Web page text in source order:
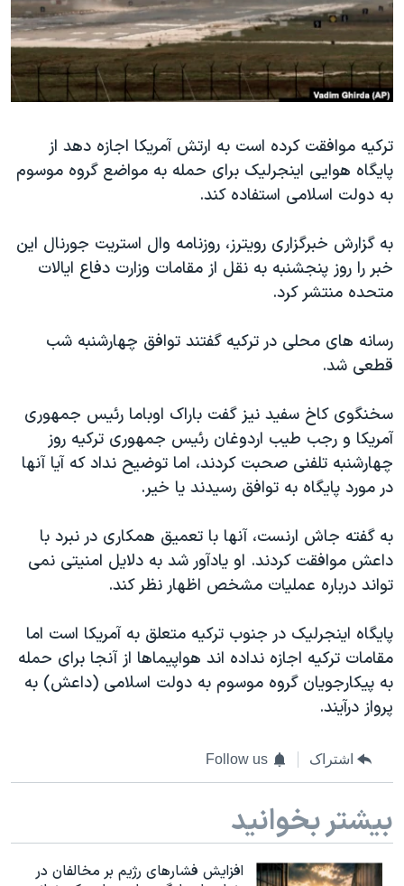
فرهنگ و زندگی
حقوق شهروندی
اقتصادی
اسرائیل در جنگ
گالری عکس
مستندها
انتخابات ریاست جمهوری آمریکا ۲۰۲۴
حمله جمهوری اسلامی به اسرائیل
ورزش زنان در ایران
اعتراضات زن، زندگی، آزادی
تریبونال مردمی آبان ۹۸
دادگاه حمید نوری
قانون شفافیت دارائی کادر رهبری ایران
اعتراضات مردمی آبان ۹۸
اسرائیل در جنگ
نرگس محمدی برنده جایزه نوبل صلح
همایش محافظه‌کاران آمریکا «سی‌پک»
سفر پرزیدنت ترامپ به چین
دنبال کنید
زبانهای مختلف
ترکیه موافقت کرده است به ارتش آمریکا اجازه دهد از
پایگاه هوایی اینجرلیک برای حمله به مواضع گروه موسوم
به دولت اسلامی استفاده کند.
به گزارش خبرگزاری رویترز، روزنامه وال استریت جورنال این
خبر را روز پنجشنبه به نقل از مقامات وزارت دفاع ایالات
متحده منتشر کرد.
رسانه های محلی در ترکیه گفتند توافق چهارشنبه شب
قطعی شد.
سخنگوی کاخ سفید نیز گفت باراک اوباما رئیس جمهوری
آمریکا و رجب طیب اردوغان رئیس جمهوری ترکیه روز
چهارشنبه تلفنی صحبت کردند، اما توضیح نداد که آیا آنها
در مورد پایگاه به توافق رسیدند یا خیر.
به گفته جاش ارنست، آنها با تعمیق همکاری در نبرد با
داعش موافقت کردند. او یادآور شد به دلایل امنیتی نمی
تواند درباره عملیات مشخص اظهار نظر کند.
پایگاه اینجرلیک در جنوب ترکیه متعلق به آمریکا است اما
مقامات ترکیه اجازه نداده اند هواپیماها از آنجا برای حمله
به پیکارجویان گروه موسوم به دولت اسلامی (داعش) به
پرواز درآیند.
اشتراک Follow us
بیشتر بخوانید
افزایش فشارهای رژیم بر مخالفان در